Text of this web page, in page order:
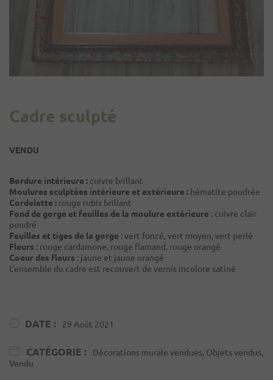
Cadre sculpté
VENDU
Bordure intérieure : cuivre brillant
Moulures sculptées intérieure et extérieure : hématite poudrée
Cordelette : rouge rubis brillant
Fond de gorge et feuilles de la moulure extérieure : cuivre clair
poudré
Feuilles et tiges de la gorge : vert foncé, vert moyen, vert perlé
Fleurs : rouge cardamone, rouge flamand, rouge orangé
Coeur des fleurs : jaune et jaune orangé
L’ensemble du cadre est recouvert de vernis incolore satiné
DATE : 29 Août 2021
CATÉGORIE :
Décorations murale vendues, Objets vendus,
Vendu